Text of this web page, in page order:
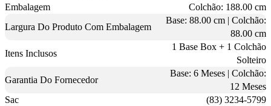
Embalagem
Colchão: 188.00 cm
Largura Do Produto Com Embalagem
Base: 88.00 cm | Colchão:
88.00 cm
Itens Inclusos
1 Base Box + 1 Colchão
Solteiro
Garantia Do Fornecedor
Base: 6 Meses | Colchão:
12 Meses
Sac
(83) 3234-5799